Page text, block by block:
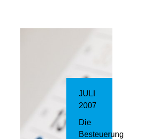
JULI
2007
Die
Besteuerung